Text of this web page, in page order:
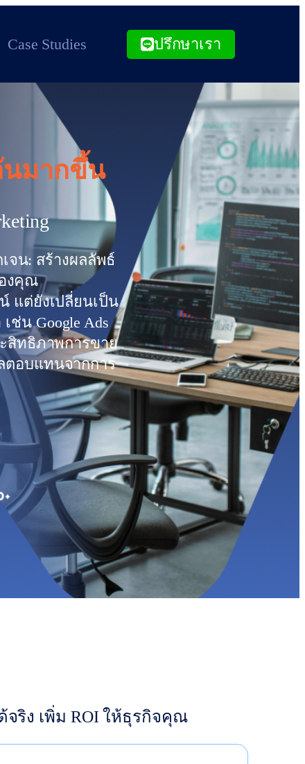
Case Studies ปรึกษาเรา
นมากขึ้น
จน: สร้างผลลัพธ์
งคุณ
แต่ยังเปลี่ยนเป็น
น Google Ads
สิทธิภาพการขาย
ตอบแทนจากการ
จริง เพิ่ม ROI ให้ธุรกิจคุณ